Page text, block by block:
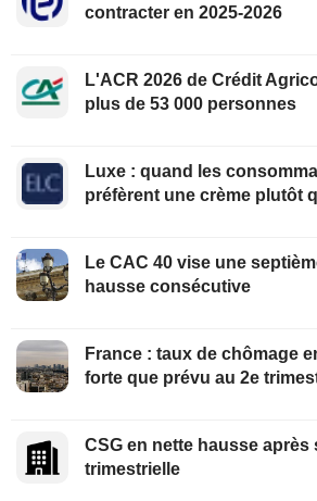
contracter en 2025-2026
L'ACR 2026 de Crédit
plus de 53 000 personnes
Luxe : quand les
préfèrent une crème plutôt
Le CAC 40 vise une
hausse consécutive
France : taux de chômage
forte que prévu au 2e
CSG en nette hausse après
trimestrielle